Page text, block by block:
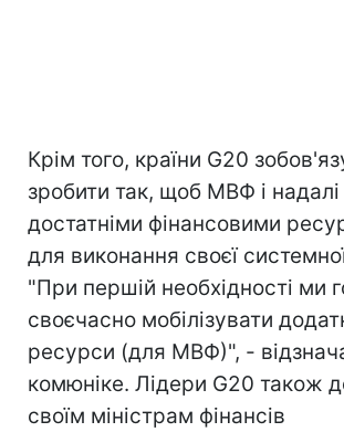
Крім того, країни G20
зробити так, щоб МВФ і надалі
достатніми фінансовими
для виконання своєї
"При першій необхідності ми
своєчасно мобілізувати
ресурси (для МВФ)", -
комюніке. Лідери G20 також
своїм міністрам фінансів